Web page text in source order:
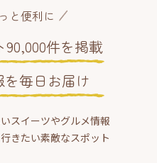
と便利に
件を掲載
毎日お届け
スイーツやグルメ情報
きたい素敵なスポット